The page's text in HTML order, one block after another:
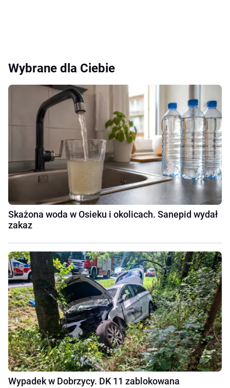
Wybrane dla Ciebie
Skażona woda w Osieku i okolicach. Sanepid wydał
zakaz
Wypadek w Dobrzycy. DK 11 zablokowana